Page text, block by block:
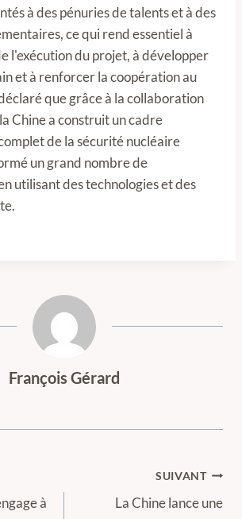
à des pénuries de talents et à des
ce qui rend essentiel à
l'exécution du projet, à développer
et à renforcer la coopération au
que grâce à la collaboration
Chine a construit un cadre
de la sécurité nucléaire
un grand nombre de
utilisant des technologies et des
François Gérard
à
SUIVANT
La Chine lance une